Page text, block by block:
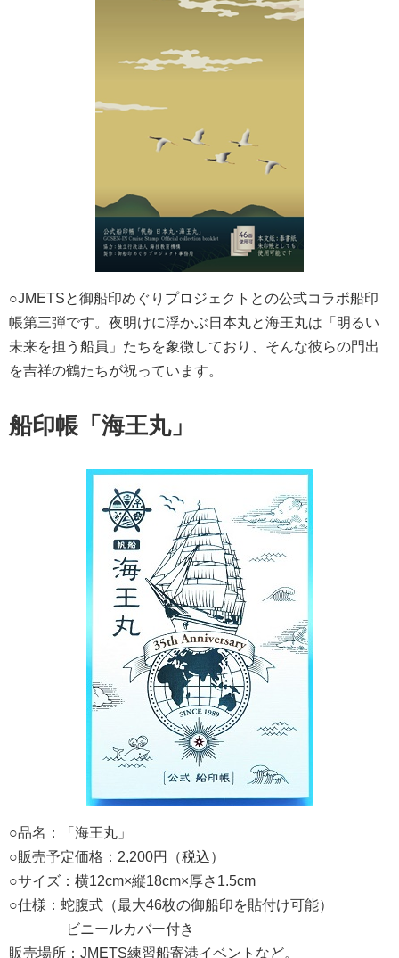
○JMETSと御船印めぐりプロジェクトとの公式コラボ船印
帳第三弾です。夜明けに浮かぶ日本丸と海王丸は「明るい
未来を担う船員」たちを象徴しており、そんな彼らの門出
を吉祥の鶴たちが祝っています。
船印帳「海王丸」
○品名：「海王丸」
○販売予定価格：2,200円（税込）
○サイズ：横12cm×縦18cm×厚さ1.5cm
○仕様：蛇腹式（最大46枚の御船印を貼付け可能）
ビニールカバー付き
販売場所：JMETS練習船寄港イベントなど。